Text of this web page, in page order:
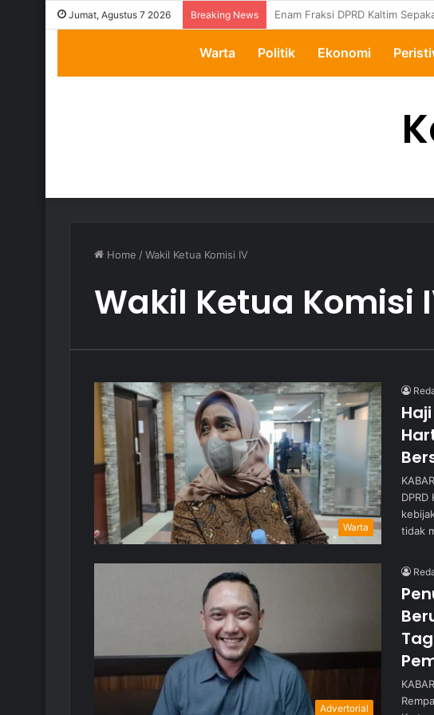
Jumat, Agustus 7 2026 Breaking News Transparansi Dipertanyakan,
Warta Politik Ekonomi
Home /Wakil Ketua Komisi IV
Wakil Ketua Komisi
Warta
tidak
Advertorial